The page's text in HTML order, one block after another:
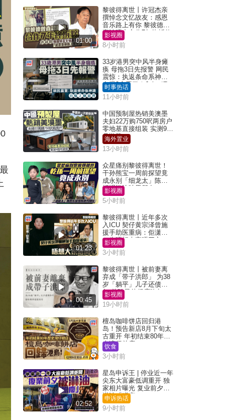
01:00
黎彼得离世丨许冠杰亲
撰悼念文忆故友：感恩
音乐路上有你 黎彼德曾
直认唔夹合作7年终拆伙
影视圈
8小时前
33岁港男突中风半身瘫
痪 母拖3日先报警 网民
震惊：执返条命系神迹
自爆2个恶习｜Juicy叮
时事热话
11小时前
中国预制屋热销美澳墨
夫妇22万购750呎两房户
零地基直接组装 实测9个
月激赞
海外置业
13小时前
众星痛别黎彼得离世！
干孙熊宝一周前探望竟
成永别「细龙太」陈思
圻泪忆唉吔男朋友
影视圈
5小时前
01:23
黎彼得离世丨近年多次
入ICU 契仔黄宗泽曾施
援手助医重病：佢潇洒
一生唔想大家唔开心
影视圈
3小时前
00:45
黎彼得离世丨被前妻离
弃成「带子洪郎」 为38
岁「躺平」儿子还债多
年 曾盼寻伴侣度晚年
影视圈
19小时前
檀岛咖啡饼店回归港
岛！预告新店8月下旬太
古重开 年初结束80年历
史湾仔总店
饮食
3小时前
02:52
星岛申诉王 | 停业近一年
尖东大富豪低调重开 独
家相片曝光 复业前夕被
淋油「赠庆」
申诉热话
9小时前